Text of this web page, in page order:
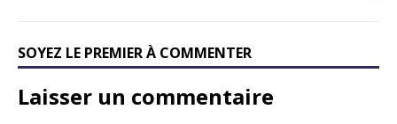
SOYEZ LE PREMIER À COMMENTER
Laisser un commentaire